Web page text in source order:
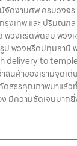
จัดงานศพ ครบวงจ
งเทพ และ ปริมณฑล
พวงหรีดพัดลม พวง
รูป พวงหรีดปทุมธานี
delivery to
สินค้าของเรามีจุดเ
ดสรรคุณภาพมาแล้
มีความชัดเจนมาก